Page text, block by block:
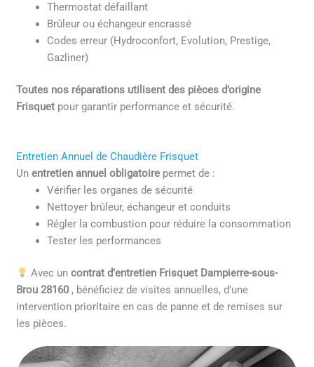
Thermostat défaillant
Brûleur ou échangeur encrassé
Codes erreur (Hydroconfort, Evolution, Prestige,
Gazliner)
Toutes nos réparations utilisent des pièces d’origine
Frisquet pour garantir performance et sécurité.
Entretien Annuel de Chaudière Frisquet
Unentretien annuel obligatoire permet de :
Vérifier les organes de sécurité
Nettoyer brûleur, échangeur et conduits
Régler la combustion pour réduire la consommation
Tester les performances
Avec un contrat d’entretien Frisquet Dampierre-sous-
Brou 28160 , bénéficiez de visites annuelles, d’une
intervention prioritaire en cas de panne et de remises sur
les pièces.